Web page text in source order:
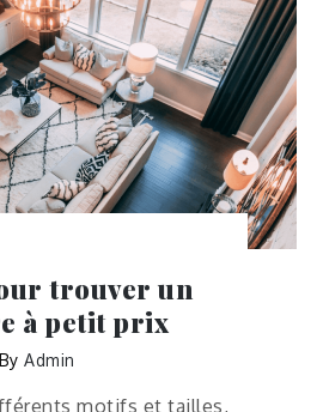
trouver un
à petit prix
ByAdmin
motifs et tailles,